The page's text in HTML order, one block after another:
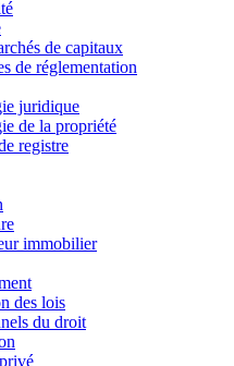
de capitaux
de réglementation
juridique
de la propriété
registre
immobilier
des lois
du droit